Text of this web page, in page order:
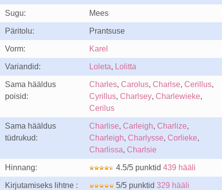
Sugu: Mees
Päritolu: Prantsuse
Vorm: Karel
Variandid: Loleta, Lolitta
Sama hääldus
poisid:
Charles, Carolus, Charlse, Cerillus,
Cyrillus, Charlsey, Charlewieke,
Cerilus
Sama hääldus
tüdrukud:
Charlise, Carleigh, Charlize,
Charleigh, Charlysse, Corlieke,
Charlissa, Charlsie
Hinnang: 4.5/5 punktid 439 hääli
Kirjutamiseks lihtne : 5/5 punktid 329 hääli